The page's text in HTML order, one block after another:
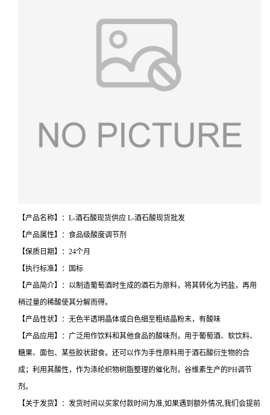
【产品名称】：L-酒石酸现货供应 L-酒石酸现货批发
【产品属性】：食品级酸度调节剂
【保质日期】：24个月
【执行标准】：国标
【产品简介】：以制造葡萄酒时生成的酒石为原料，将其转化为钙盐，再用
稍过量的稀酸使其分解而得。
【产品性状】：无色半透明晶体或白色细至粗结晶粉末，有酸味
【产品应用】：广泛用作饮料和其他食品的酸味剂，用于葡萄酒、软饮料、
糖果、面包、某些胶状甜食。还可以作为手性原料用于酒石酸衍生物的合
成；利用其酸性，作为涤纶织物树脂整理的催化剂，谷维素生产的PH调节
剂。
【关于发货】：发货时间以买家付款时间为准,如果遇到额外情况,我们会提前